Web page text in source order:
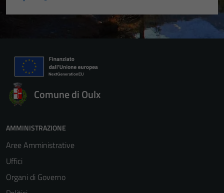
Comune di Oulx
AMMINISTRAZIONE
Aree Amministrative
Uffici
Organi di Governo